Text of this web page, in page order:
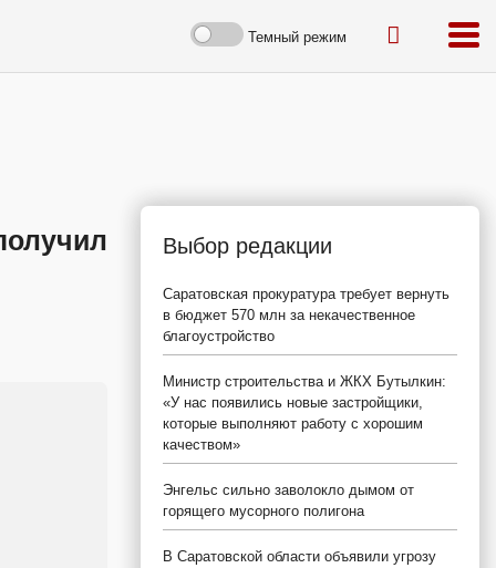
Темный режим
Выбор редакции
Саратовская прокуратура требует вернуть
в бюджет 570 млн за некачественное
благоустройство
Министр строительства и ЖКХ Бутылкин:
«У нас появились новые застройщики,
которые выполняют работу с хорошим
качеством»
Энгельс сильно заволокло дымом от
горящего мусорного полигона
В Саратовской области объявили угрозу